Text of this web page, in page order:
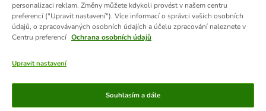
Způsoby platby
personalizaci reklam. Změny můžete kdykoli provést v našem centru
preferencí ("Upravit nastavení"). Více informací o správci vašich osobních
údajů, o zpracovávaných osobních údajích a účelu zpracování naleznete v
Centru preferencí Ochrana osobních údajů
Upravit nastavení
Souhlasím a dále